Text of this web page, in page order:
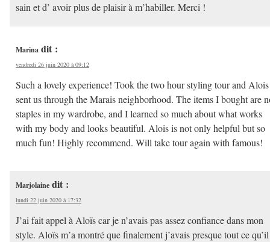
sain et d’ avoir plus de plaisir à m’habiller. Merci !
Marina dit :
vendredi 26 juin 2020 à 09:12
Such a lovely experience! Took the two hour styling tour and Alois
sent us through the Marais neighborhood. The items I bought are
staples in my wardrobe, and I learned so much about what works
with my body and looks beautiful. Alois is not only helpful but so
much fun! Highly recommend. Will take tour again with famous!
Marjolaine dit :
lundi 22 juin 2020 à 17:32
J’ai fait appel à Aloïs car je n’avais pas assez confiance dans mon
style. Aloïs m’a montré que finalement j’avais presque tout ce qu’il